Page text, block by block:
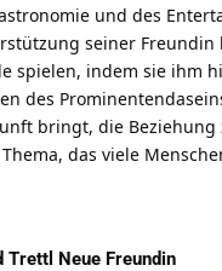
und des
seiner Freundin
spielen, indem sie ihm
des
bringt, die Beziehung
das viele
Trettl Neue Freundin